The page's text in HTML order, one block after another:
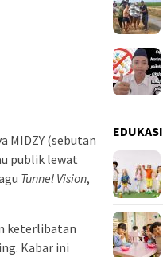
MIDZY (sebutan
publik lewat
Tunnel Vision,
keterlibatan
Kabar ini
EDUKASI